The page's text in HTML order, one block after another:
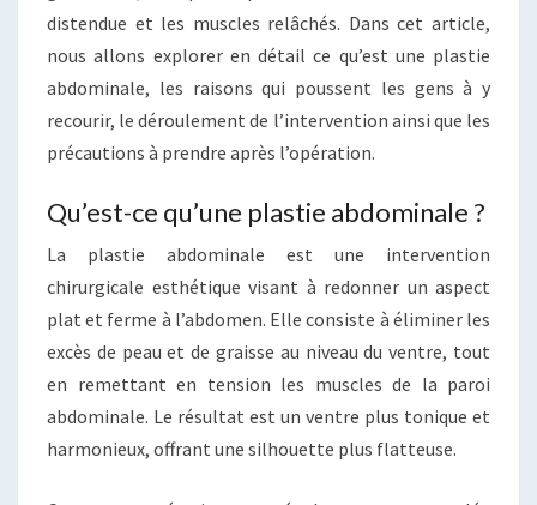
distendue et les muscles relâchés. Dans cet article,
nous allons explorer en détail ce qu’est une plastie
abdominale, les raisons qui poussent les gens à y
recourir, le déroulement de l’intervention ainsi que les
précautions à prendre après l’opération.
Qu’est-ce qu’une plastie abdominale ?
La plastie abdominale est une intervention
chirurgicale esthétique visant à redonner un aspect
plat et ferme à l’abdomen. Elle consiste à éliminer les
excès de peau et de graisse au niveau du ventre, tout
en remettant en tension les muscles de la paroi
abdominale. Le résultat est un ventre plus tonique et
harmonieux, offrant une silhouette plus flatteuse.